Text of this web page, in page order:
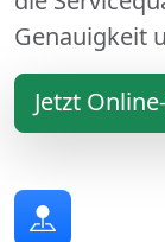
Genauigkeit
Jetzt